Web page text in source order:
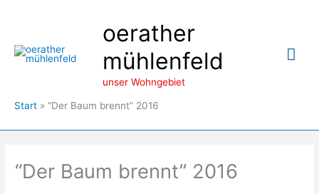
springen
oerather
mühlenfeld
unser Wohngebiet
Start “Der Baum brennt” 2016
“Der Baum brennt” 2016